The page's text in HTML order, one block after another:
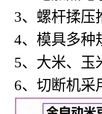
3、螺杆揉压
4、模具多种
5、大米、玉
6、切断机采